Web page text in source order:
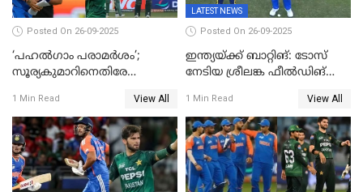
Posted On 26-09-2025
‘പഹൽഗാം പരാമർശം’;
സൂര്യകുമാറിനെതിരേ
ഹാരിസ് റൗഫിനും പിഴ ശിക്ഷ
1 Min Read View All
LATEST NEWS
Posted On 26-09-2025
ഇന്ത്യയ്ക്ക് ബാറ്റിങ്: ടോസ്
നേടിയ ശ്രീലങ്ക ഫീൽഡിങ്
1 Min Read View All